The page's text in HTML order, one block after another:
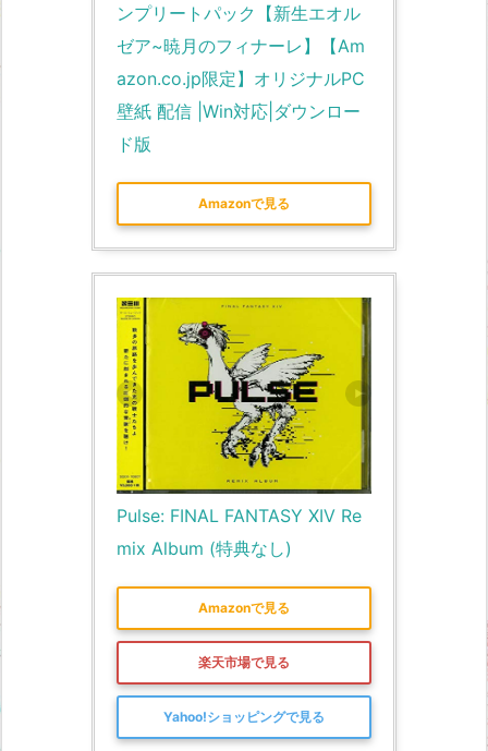
ンプリートパック【新生エオル
ゼア~暁月のフィナーレ】【Am
azon.co.jp限定】オリジナルPC
壁紙 配信 |Win対応|ダウンロー
ド版
Amazonで見る
Pulse: FINAL FANTASY XIV Re
mix Album (特典なし)
Amazonで見る
楽天市場で見る
Yahoo!ショッピングで見る